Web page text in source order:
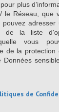
pour plus
le Réseau, que
adresser
de la liste
vous
de la protection
de